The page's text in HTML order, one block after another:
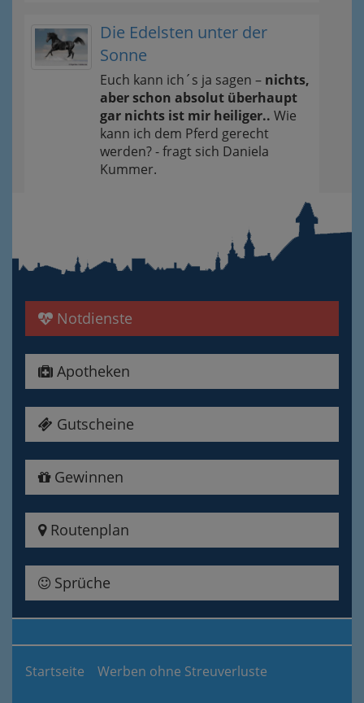
Die Edelsten unter der
Sonne
Euch kann ich´s ja sagen – nichts,
aber schon absolut überhaupt
gar nichts ist mir heiliger.. Wie
kann ich dem Pferd gerecht
werden? - fragt sich Daniela
Kummer.
Notdienste
Apotheken
Gutscheine
Gewinnen
Routenplan
Sprüche
Startseite Werben ohne Streuverluste